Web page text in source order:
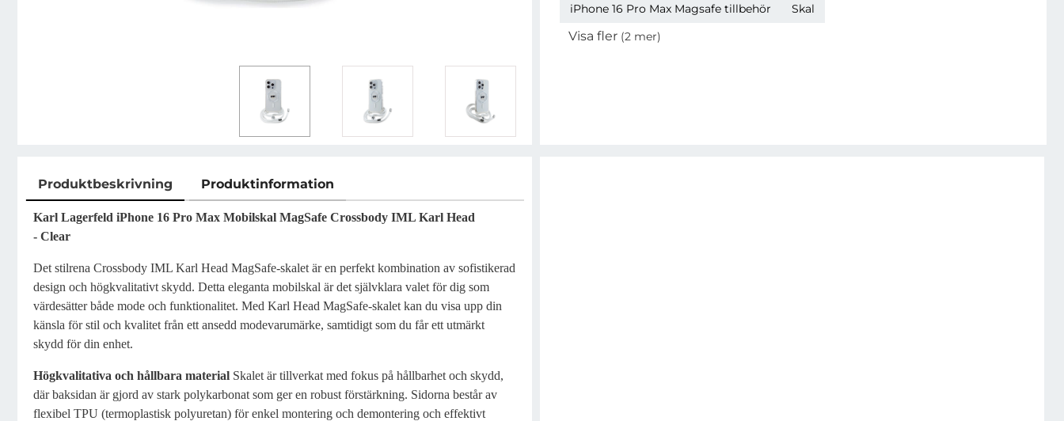
iPhone 16 Pro Max Magsafe tillbehör
Skal
Visa fler (2 mer)
Produktbeskrivning Produktinformation
Produktbeskrivning
Karl Lagerfeld iPhone 16 Pro Max Mobilskal MagSafe Crossbody IML Karl Head
- Clear
Det stilrena Crossbody IML Karl Head MagSafe-skalet är en perfekt kombination av sofistikerad
design och högkvalitativt skydd. Detta eleganta mobilskal är det självklara valet för dig som
värdesätter både mode och funktionalitet. Med Karl Head MagSafe-skalet kan du visa upp din
känsla för stil och kvalitet från ett ansedd modevarumärke, samtidigt som du får ett utmärkt
skydd för din enhet.
Högkvalitativa och hållbara material Skalet är tillverkat med fokus på hållbarhet och skydd,
där baksidan är gjord av stark polykarbonat som ger en robust förstärkning. Sidorna består av
flexibel TPU (termoplastisk polyuretan) för enkel montering och demontering och effektivt